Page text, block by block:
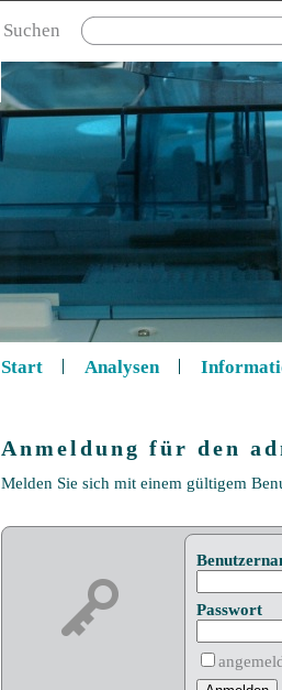
Suchen
Start Analysen
Anmeldung für den
Melden Sie sich mit einem gültigem
Passwort